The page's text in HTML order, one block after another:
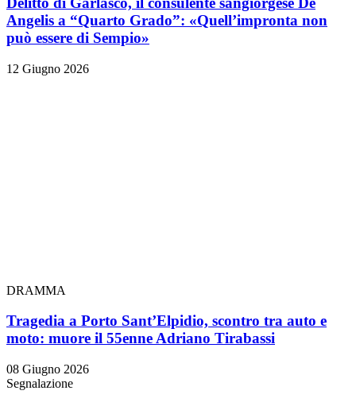
Angelis a “Quarto Grado”: «Quell’impronta non
può essere di Sempio»
12 Giugno 2026
DRAMMA
Tragedia a Porto Sant’Elpidio, scontro tra auto e
moto: muore il 55enne Adriano Tirabassi
08 Giugno 2026
Segnalazione